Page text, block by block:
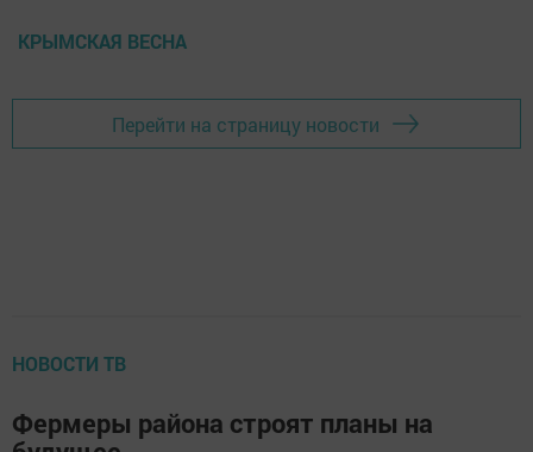
КРЫМСКАЯ ВЕСНА
Перейти на страницу новости
НОВОСТИ ТВ
Фермеры района строят планы на